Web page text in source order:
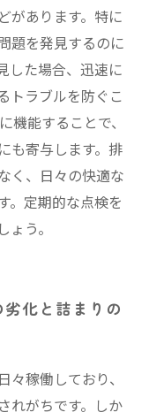
があります。特に
題を発見するのに
した場合、迅速に
トラブルを防ぐこ
機能することで、
も寄与します。排
く、日々の快適な
。定期的な点検を
う。
化と詰まりの
稼働しており、
れがちです。しか